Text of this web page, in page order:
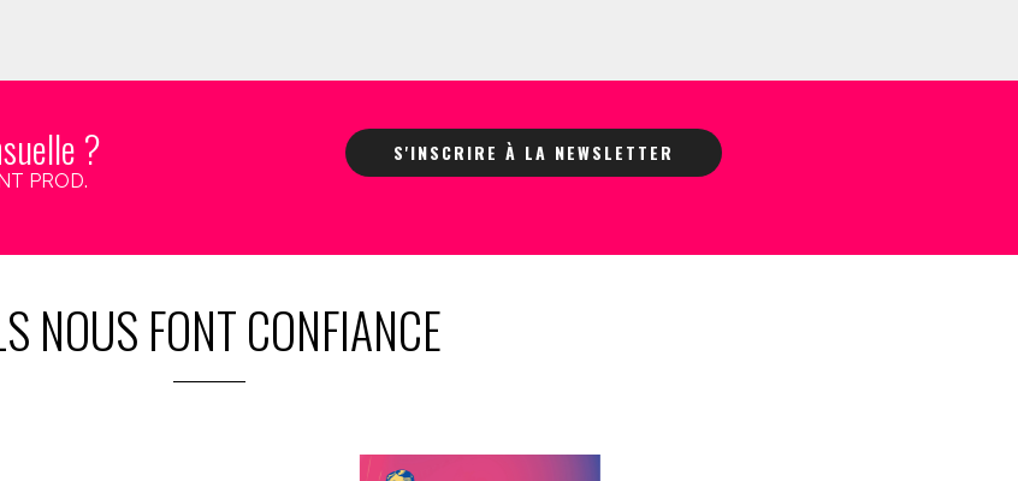
?
PROD.
S'INSCRIRE À LA NEWSLETTER
NOUS FONT CONFIANCE